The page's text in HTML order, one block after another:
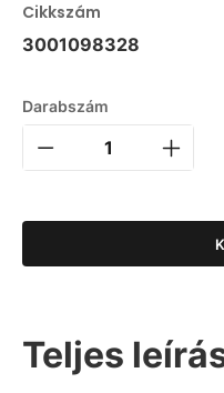
Cikkszám
3001098328
Darabszám
Teljes